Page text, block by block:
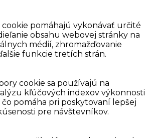
pomáhajú vykonávať určité
obsahu webovej stránky na
médií, zhromažďovanie
funkcie tretích strán.
cookie sa používajú na
kľúčových indexov výkonnosti
pomáha pri poskytovaní lepšej
pre návštevníkov.